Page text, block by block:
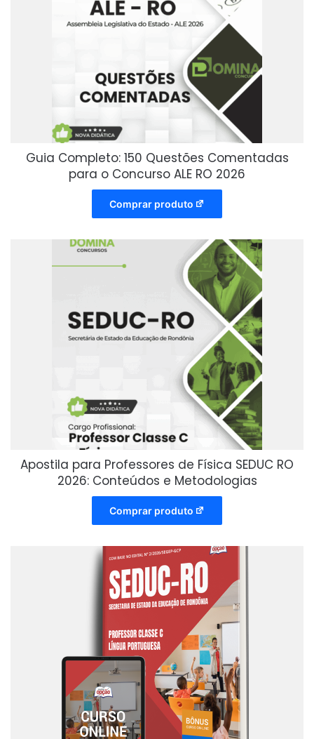
Guia Completo: 150 Questões Comentadas
para o Concurso ALE RO 2026
Comprar produto
Apostila para Professores de Física SEDUC RO
2026: Conteúdos e Metodologias
Comprar produto